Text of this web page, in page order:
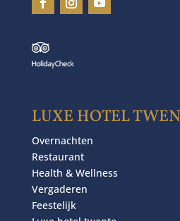
LUXE HOTEL
Overnachten
Restaurant
Health & Wellness
Vergaderen
Feestelijk